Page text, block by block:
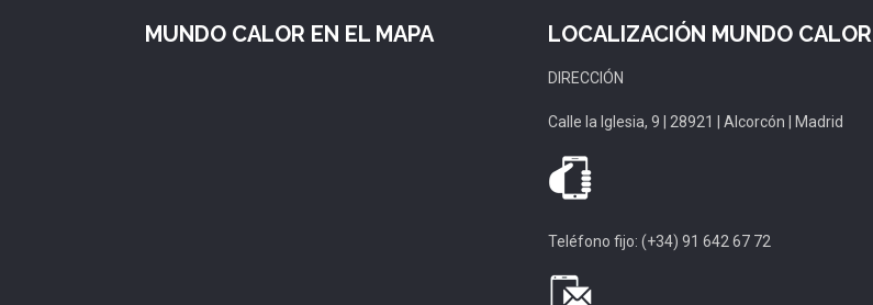
MUNDO CALOR EN EL MAPA LOCALIZACIÓN MUNDO CALOR
DIRECCIÓN
Calle la Iglesia, 9 | 28921 | Alcorcón | Madrid
Teléfono fijo: (+34) 91 642 67 72